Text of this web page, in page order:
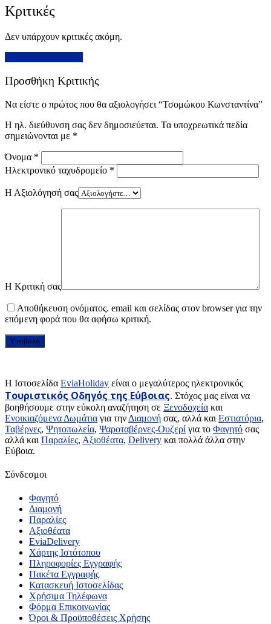
Κριτικές
Δεν υπάρχουν κριτικές ακόμη.
Προσθήκη Κριτικής
Να είστε ο πρώτος που θα αξιολογήσει “Τσομώκου Κωνσταντίνα”
Η ηλ. διεύθυνση σας δεν δημοσιεύεται. Τα υποχρεωτικά πεδία
σημειώνονται με *
Όνομα *
Ηλεκτρονικό ταχυδρομείο *
Η Αξιολόγησή σας
Η Κριτική σας
Αποθήκευση ονόματος. email και σελίδας στον browser για την
επόμενη φορά που θα αφήσω κριτική.
H Ιστοσελίδα EviaHoliday είναι ο μεγαλύτερος ηλεκτρονικός
Τουριστικός Οδηγός της Εύβοιας. Στόχος μας είναι να
βοηθήσουμε στην εύκολη αναζήτηση σε Ξενοδοχεία και
Ενοικιαζόμενα Δωμάτια για την Διαμονή σας, αλλά και Εστιατόρια,
Ταβέρνες, Ψητοπωλεία, Ψαροταβέρνες-Ουζερί για το Φαγητό σας
αλλά και Παραλίες, Αξιοθέατα, Delivery και πολλά άλλα στην
Εύβοια.
Σύνδεσμοι
Φαγητό
Διαμονή
Παραλίες
Αξιοθέατα
EviaDelivery
Χάρτης Ιστότοπου
Πληροφορίες Εγγραφής
Πακέτα Εγγραφής
Κατασκευή Ιστοσελίδας
Χρήσιμα Τηλέφωνα
Φόρμα Επικοινωνίας
Όροι & Προϋποθέσεις Xρήσης